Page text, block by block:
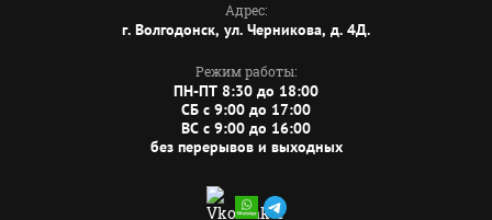
Адрес:
г. Волгодонск, ул. Черникова, д. 4Д.
Режим работы:
ПН-ПТ 8:30 до 18:00
СБ c 9:00 до 17:00
ВС c 9:00 до 16:00
без перерывов и выходных